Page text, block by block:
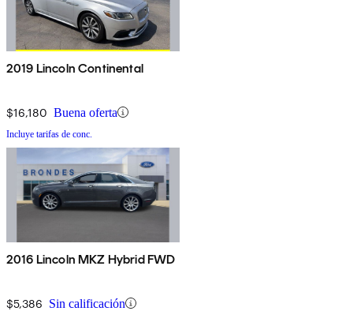
2019 Lincoln Continental
$16,180 Buena oferta
Incluye tarifas de conc.
2016 Lincoln MKZ Hybrid FWD
$5,386 Sin calificación